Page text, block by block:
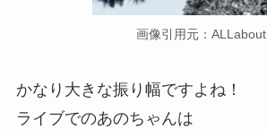
画像引用元：ALLabout
かなり大きな振り幅ですよね！
ライブでのあのちゃんは